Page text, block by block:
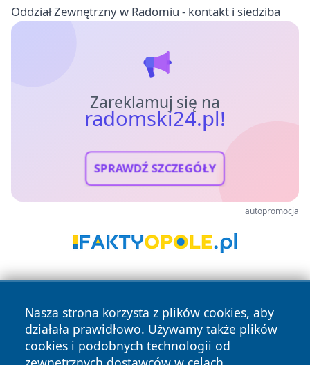
Oddział Zewnętrzny w Radomiu - kontakt i siedziba
Zareklamuj się na
radomski24.pl!
SPRAWDŹ SZCZEGÓŁY
autopromocja
Nasza strona korzysta z plików cookies, aby
działała prawidłowo. Używamy także plików
cookies i podobnych technologii od